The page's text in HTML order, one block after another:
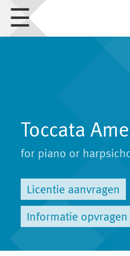
☰
Toccata
for piano or
Licentie aanvragen
Informatie opvragen